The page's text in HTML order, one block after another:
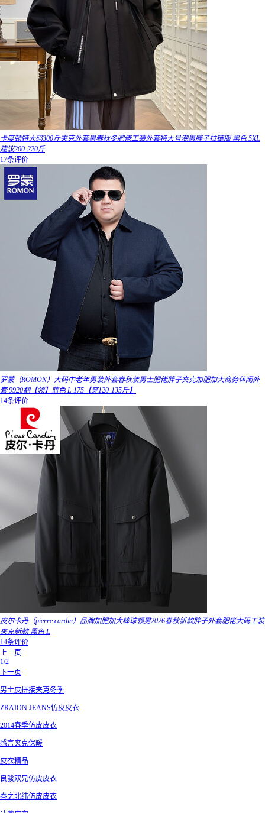
卡度顿特大码300斤夹克外套男春秋冬肥佬工装外套特大号潮男胖子拉链服 黑色 5XL
建议200-220斤
17条评价
罗蒙（ROMON）大码中老年男装外套春秋装男士肥佬胖子夹克加肥加大商务休闲外
套 9920翻【领】蓝色 L 175【穿120-135斤】
14条评价
皮尔卡丹（pierre cardin）品牌加肥加大棒球领男2026春秋新款胖子外套肥佬大码工装
夹克新款 黑色 L
14条评价
上一页
1/2
下一页
男士皮拼接夹克冬季
ZRAION JEANS仿皮皮衣
2014春季仿皮皮衣
感言夹克保暖
皮衣精品
良骏双兄仿皮皮衣
春之北纬仿皮皮衣